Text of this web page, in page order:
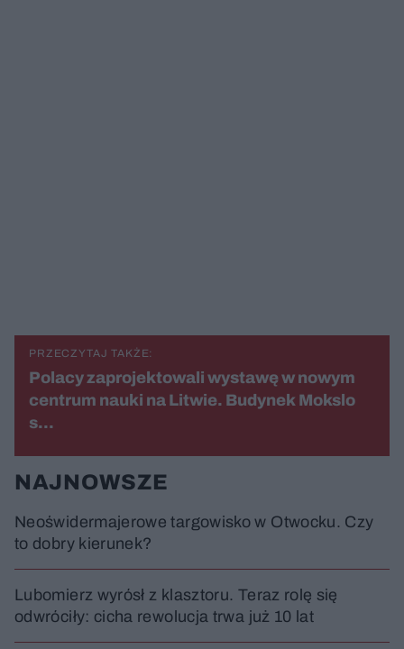
PRZECZYTAJ TAKŻE:
Polacy zaprojektowali wystawę w nowym
centrum nauki na Litwie. Budynek Mokslo
s…
NAJNOWSZE
Neoświdermajerowe targowisko w Otwocku. Czy
to dobry kierunek?
Lubomierz wyrósł z klasztoru. Teraz rolę się
odwróciły: cicha rewolucja trwa już 10 lat